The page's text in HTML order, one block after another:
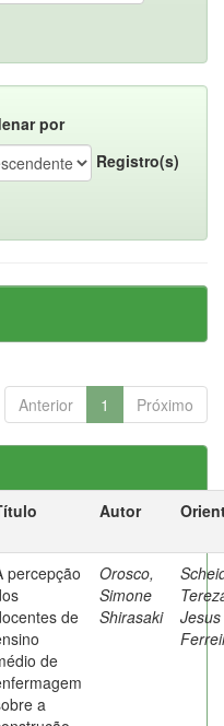
por
Registro(s)
Anterior 1 Próximo
Autor
percepção
de
de
a
Orosco,
Simone
Shirasaki
Jesus